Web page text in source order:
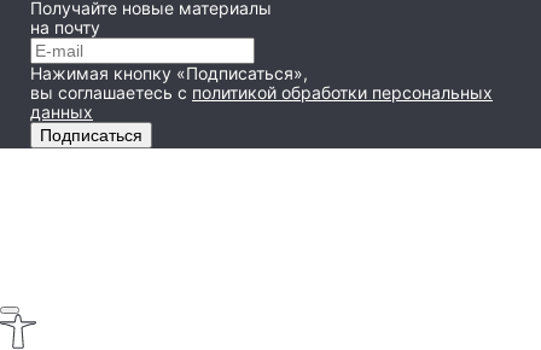
Получайте новые материалы
на почту
Нажимая кнопку «Подписаться»,
вы соглашаетесь с политикой обработки персональных
данных
Подписаться